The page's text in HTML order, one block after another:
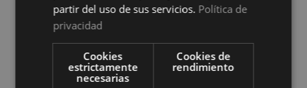
Impermeable Cotoblau
Ver precio
Reversible Cotoblau
Ver precio
partir del uso de sus servicios. Política de
privacidad
Cookies
estrictamente
necesarias
Cookies de
rendimiento